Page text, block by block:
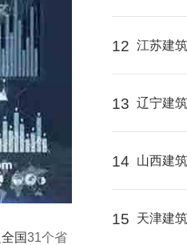
全国31个省
12 江苏建
13 辽宁建
14 山西建
15 天津建